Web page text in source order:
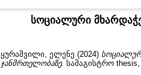
სოციალური
ყურაშვილი, ელენე (2024)
ჯანმრთელობაზე. სამაგისტრო